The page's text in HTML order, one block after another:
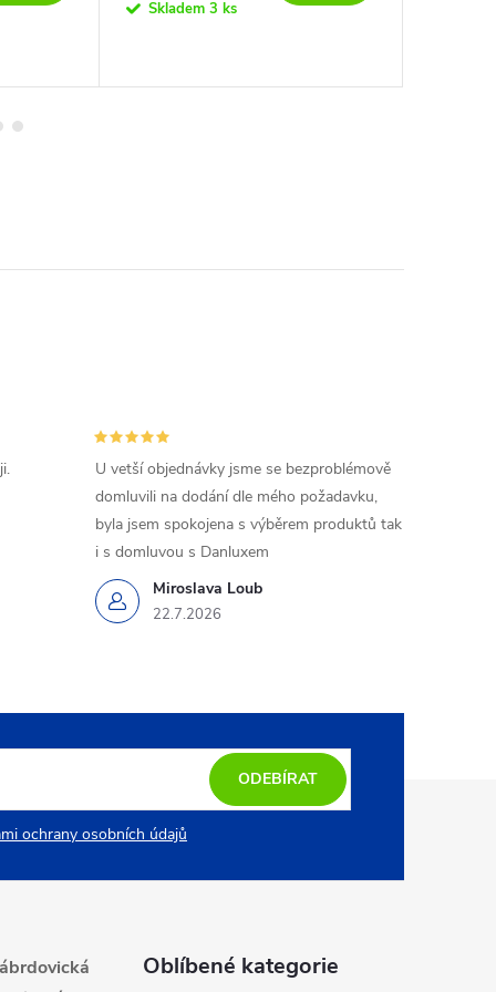
Skladem 3 ks
Miroslava Loub
22.7.2026
U vetší objednávky jsme se bezproblémově
domluvili na dodání dle mého požadavku,
byla jsem spokojena s výběrem produktů tak
i s domluvou s Danluxem
ochrany osobních údajů
ODEBÍRAT
Oblíbené kategorie